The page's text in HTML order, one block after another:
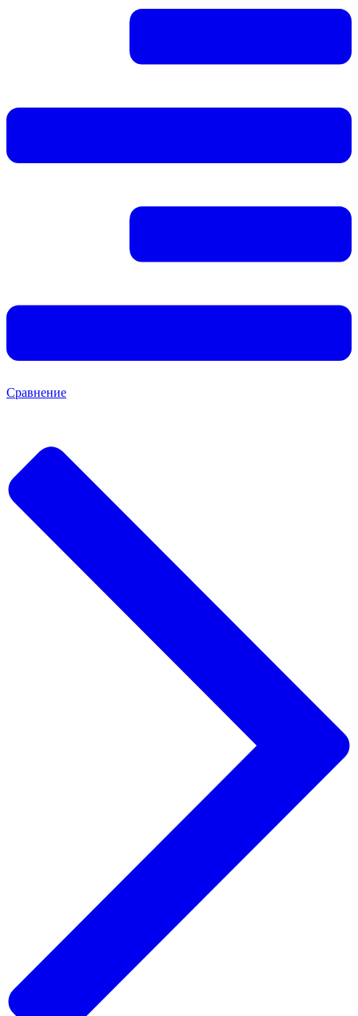
Сравнение